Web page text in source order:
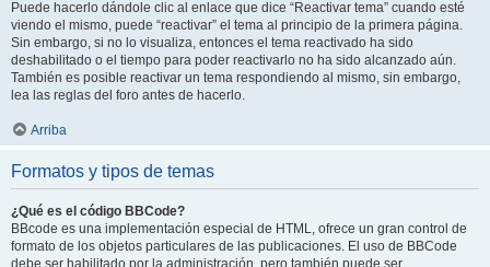
Puede hacerlo dándole clic al enlace que dice “Reactivar tema” cuando esté
viendo el mismo, puede “reactivar” el tema al principio de la primera página.
Sin embargo, si no lo visualiza, entonces el tema reactivado ha sido
deshabilitado o el tiempo para poder reactivarlo no ha sido alcanzado aún.
También es posible reactivar un tema respondiendo al mismo, sin embargo,
lea las reglas del foro antes de hacerlo.
Arriba
Formatos y tipos de temas
¿Qué es el código BBCode?
BBcode es una implementación especial de HTML, ofrece un gran control de
formato de los objetos particulares de las publicaciones. El uso de BBCode
debe ser habilitado por la administración, pero también puede ser